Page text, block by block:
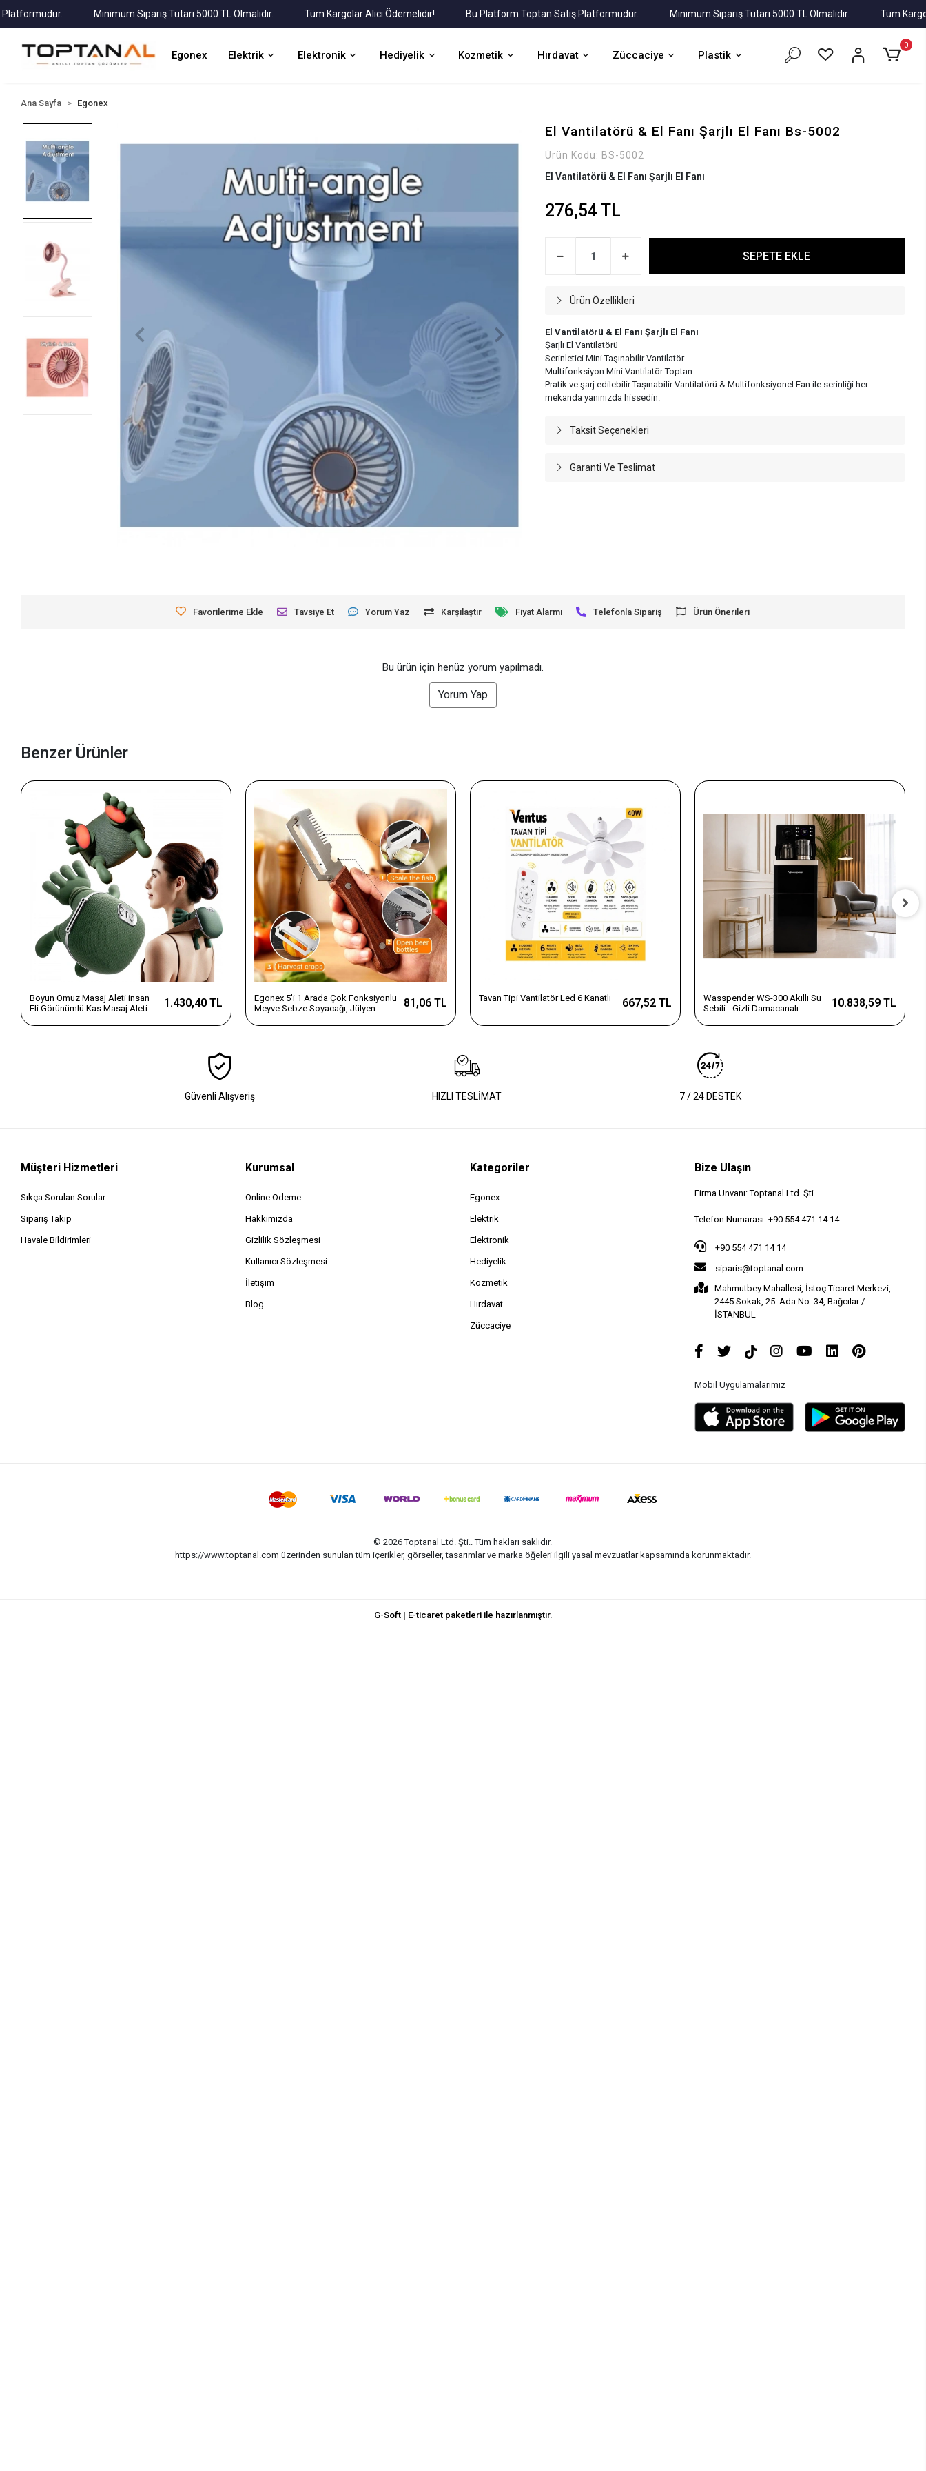
Minimum Sipariş Tutarı 5000 TL Olmalıdır. Tüm Kargolar Alıcı Ödemelidir! Bu Platform Toptan Satış Platformudur. Minimum Sipariş Tutarı 5000 TL Olmalıdır. Tüm Kargolar
Egonex Elektrik Elektronik Hediyelik Kozmetik Hırdavat Züccaciye Plastik
0
Ana Sayfa Egonex
El Vantilatörü & El Fanı Şarjlı El Fanı Bs-5002
Ürün Kodu: BS-5002
El Vantilatörü & El Fanı Şarjlı El Fanı
276,54 TL
SEPETE EKLE
Ürün Özellikleri
El Vantilatörü & El Fanı Şarjlı El Fanı
Şarjlı El Vantilatörü
Serinletici Mini Taşınabilir Vantilatör
Multifonksiyon Mini Vantilatör Toptan
Pratik ve şarj edilebilir Taşınabilir Vantilatörü & Multifonksiyonel Fan ile serinliği her
mekanda yanınızda hissedin.
Taksit Seçenekleri
Garanti Ve Teslimat
Favorilerime Ekle Tavsiye Et Yorum Yaz Karşılaştır Fiyat Alarmı Telefonla Sipariş Ürün Önerileri
Bu ürün için henüz yorum yapılmadı.
Yorum Yap
Benzer Ürünler
Boyun Omuz Masaj Aleti insan
Eli Görünümlü Kas Masaj Aleti
1.430,40 TL
Egonex 5'i 1 Arada Çok Fonksiyonlu
Meyve Sebze Soyacağı, Jülyen
Saplı Paslanmaz Çelik
81,06 TL Tavan Tipi Vantilatör Led 6 Kanatlı 667,52 TL
Wasspender WS-300 Akıllı Su
Sebili - Gizli Damacanalı -
10.838,59 TL
Güvenli Alışveriş HIZLI TESLİMAT 7 / 24 DESTEK
Müşteri Hizmetleri
Sıkça Sorulan Sorular
Sipariş Takip
Havale Bildirimleri
Kurumsal
Online Ödeme
Hakkımızda
Gizlilik Sözleşmesi
Kullanıcı Sözleşmesi
İletişim
Blog
Kategoriler
Egonex
Elektrik
Elektronik
Hediyelik
Kozmetik
Hırdavat
Züccaciye
Bize Ulaşın
Firma Ünvanı: Toptanal Ltd. Şti.
Telefon Numarası: +90 554 471 14 14
+90 554 471 14 14
siparis@toptanal.com
Mahmutbey Mahallesi, İstoç Ticaret Merkezi,
2445 Sokak, 25. Ada No: 34, Bağcılar /
İSTANBUL
Mobil Uygulamalarımız
© 2026 Toptanal Ltd. Şti.. Tüm hakları saklıdır.
https://www.toptanal.com üzerinden sunulan tüm içerikler, görseller, tasarımlar ve marka öğeleri ilgili yasal mevzuatlar kapsamında korunmaktadır.
G-Soft | E-ticaret paketleri ile hazırlanmıştır.